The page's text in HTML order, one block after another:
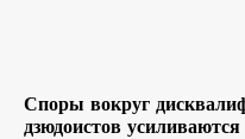
Споры вокруг
дзюдоистов усиливаются